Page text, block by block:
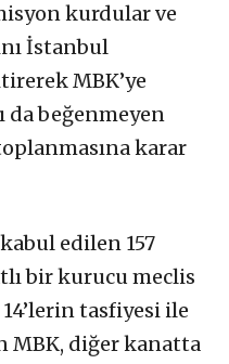
kurdular ve
İstanbul
MBK’ye
beğenmeyen
karar
edilen 157
bir kurucu meclis
tasfiyesi ile
MBK, diğer kanatta